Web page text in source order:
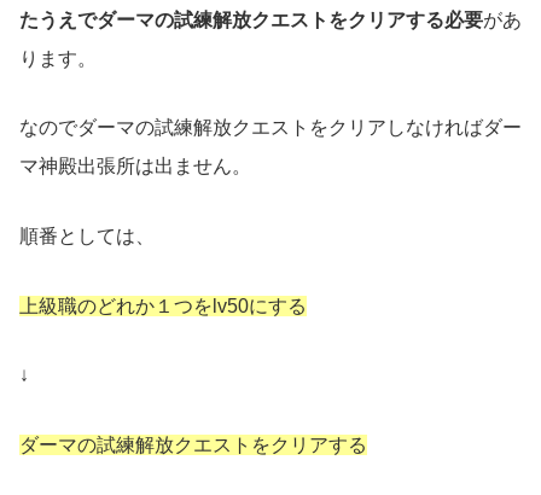
たうえでダーマの試練解放クエストをクリアする必要があ
ります。
なのでダーマの試練解放クエストをクリアしなければダー
マ神殿出張所は出ません。
順番としては、
上級職のどれか１つをlv50にする
↓
ダーマの試練解放クエストをクリアする